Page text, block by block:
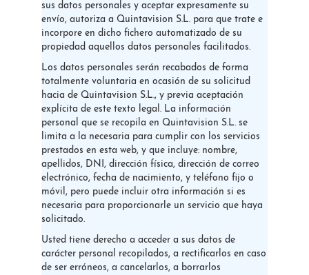
sus datos personales y aceptar expresamente su
envío, autoriza a Quintavision S.L. para que trate e
incorpore en dicho fichero automatizado de su
propiedad aquellos datos personales facilitados.
Los datos personales serán recabados de forma
totalmente voluntaria en ocasión de su solicitud
hacia de Quintavision S.L., y previa aceptación
explícita de este texto legal. La información
personal que se recopila en Quintavision S.L. se
limita a la necesaria para cumplir con los servicios
prestados en esta web, y que incluye: nombre,
apellidos, DNI, dirección física, dirección de correo
electrónico, fecha de nacimiento, y teléfono fijo o
móvil, pero puede incluir otra información si es
necesaria para proporcionarle un servicio que haya
solicitado.
Usted tiene derecho a acceder a sus datos de
carácter personal recopilados, a rectificarlos en caso
de ser erróneos, a cancelarlos, a borrarlos